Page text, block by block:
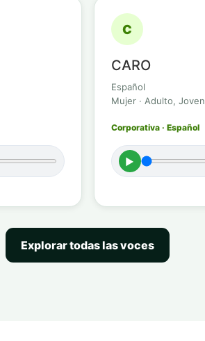
C
CARO
Español
Mujer · Adulto, Joven
Corporativa · Español
►
Explorar todas las voces